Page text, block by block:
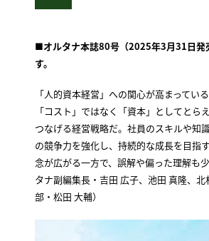
■オルタナ本誌80号（2025年3月31日発
す。
「人的資本経営」への関心が高まってい
「コスト」ではなく「資本」としてとら
つなげる経営戦略だ。社員のスキルや知
の競争力を強化し、持続的な成長を目指
念が広がる一方で、誤解や偏った理解も
タナ副編集長・吉田 広子、池田 真隆、北
部・松田 大輔）